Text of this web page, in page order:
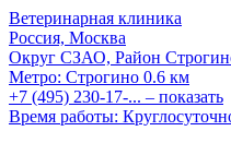
Ветеринарная клиника
Россия, Москва
Округ СЗАО, Район
Метро: Строгино 0.6 км
+7 (495) 230-17-... – показать
Время работы: